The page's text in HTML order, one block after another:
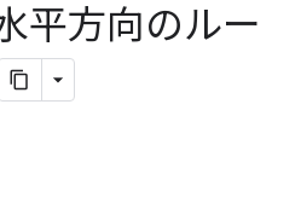
平方向のルー